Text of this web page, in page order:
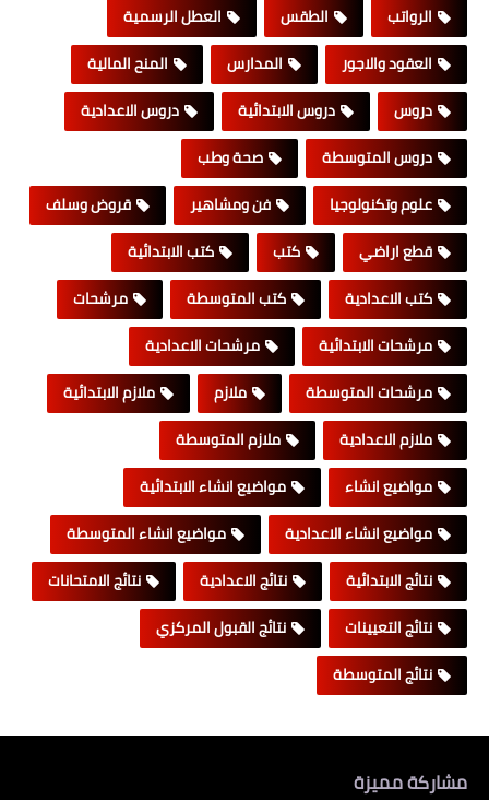
الرواتب
الطقس
العطل الرسمية
العقود والاجور
المدارس
المنح المالية
دروس
دروس الابتدائية
دروس الاعدادية
دروس المتوسطة
صحة وطب
علوم وتكنولوجيا
فن ومشاهير
قروض وسلف
قطع اراضي
كتب
كتب الابتدائية
كتب الاعدادية
كتب المتوسطة
مرشحات
مرشحات الابتدائية
مرشحات الاعدادية
مرشحات المتوسطة
ملازم
ملازم الابتدائية
ملازم الاعدادية
ملازم المتوسطة
مواضيع انشاء
مواضيع انشاء الابتدائية
مواضيع انشاء الاعدادية
مواضيع انشاء المتوسطة
نتائج الابتدائية
نتائج الاعدادية
نتائج الامتحانات
نتائج التعيينات
نتائج القبول المركزي
نتائج المتوسطة
مشاركة مميزة